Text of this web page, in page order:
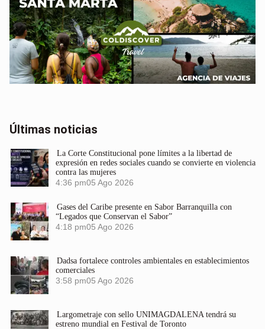
Últimas noticias
La Corte Constitucional pone límites a la libertad de
expresión en redes sociales cuando se convierte en violencia
contra las mujeres
4:36 pm05 Ago 2026
Gases del Caribe presente en Sabor Barranquilla con
“Legados que Conservan el Sabor”
4:18 pm05 Ago 2026
Dadsa fortalece controles ambientales en establecimientos
comerciales
3:58 pm05 Ago 2026
Largometraje con sello UNIMAGDALENA tendrá su
estreno mundial en Festival de Toronto